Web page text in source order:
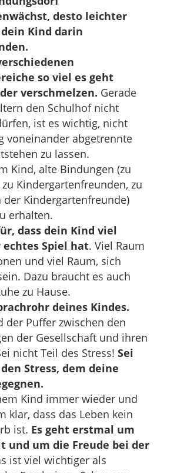
desto leichter
Kind darin
so viel es geht
verschmelzen. Gerade
den Schulhof nicht
ist es wichtig, nicht
voneinander abgetrennte
zu lassen.
Kind, alte Bindungen (zu
zu Kindergartenfreunden, zu
der Kindergartenfreunde)
erhalten.
dass dein Kind viel
echtes Spiel hat. Viel Raum
und viel Raum, sich
Dazu braucht es auch
zu Hause.
deines Kindes.
der Puffer zwischen den
der Gesellschaft und ihren
nicht Teil des Stress! Sei
Stress, dem deine
Kind immer wieder und
klar, dass das Leben kein
ist. Es geht erstmal um
und um die Freude bei der
ist viel wichtiger als